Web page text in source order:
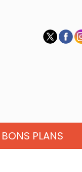
BONS PLANS